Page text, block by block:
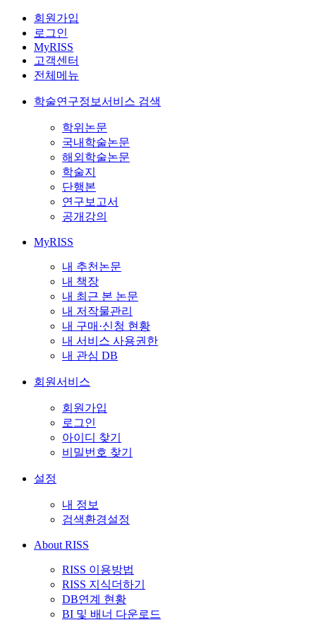
회원가입
로그인
MyRISS
고객센터
전체메뉴
학술연구정보서비스 검색
학위논문
국내학술논문
해외학술논문
학술지
단행본
연구보고서
공개강의
MyRISS
내 추천논문
내 책장
내 최근 본 논문
내 저작물관리
내 구매·신청 현황
내 서비스 사용권한
내 관심 DB
회원서비스
회원가입
로그인
아이디 찾기
비밀번호 찾기
설정
내 정보
검색환경설정
About RISS
RISS 이용방법
RISS 지식더하기
DB연계 현황
BI 및 배너 다운로드